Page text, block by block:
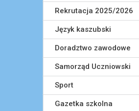
Rekrutacja 2025/2026
Język kaszubski
Doradztwo zawodowe
Samorząd Uczniowski
Sport
Gazetka szkolna